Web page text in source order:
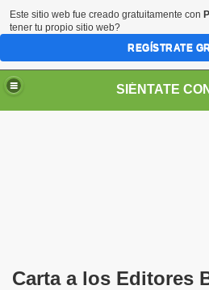
SIÉNTATE
Carta a los Editores
Este sitio web fue creado gratuitamente con
tener tu propio sitio web?
REGÍSTRATE